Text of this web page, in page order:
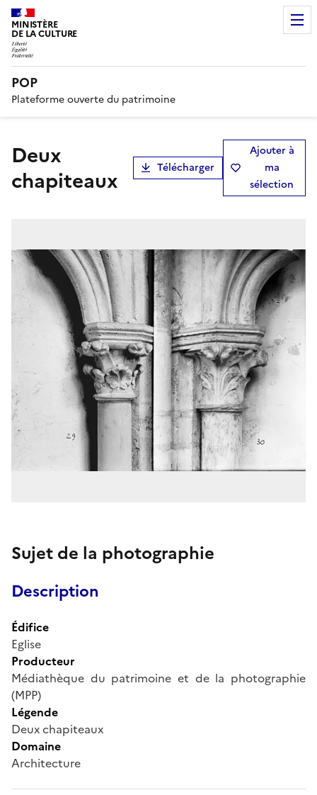
MINISTÈRE
DE LA CULTURE
POP
Plateforme ouverte du patrimoine
Deux
chapiteaux
Télécharger
Ajouter à
ma
sélection
Sujet de la photographie
Description
Édifice
Eglise
Producteur
Médiathèque du patrimoine et de la photographie
(MPP)
Légende
Deux chapiteaux
Domaine
Architecture